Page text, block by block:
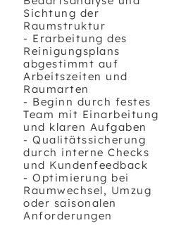
Sichtung der
Raumstruktur
- Erarbeitung des
Reinigungsplans
abgestimmt auf
Arbeitszeiten und
Raumarten
- Beginn durch festes
Team mit Einarbeitung
und klaren Aufgaben
- Qualitätssicherung
durch interne Checks
und Kundenfeedback
- Optimierung bei
Raumwechsel, Umzug
oder saisonalen
Anforderungen